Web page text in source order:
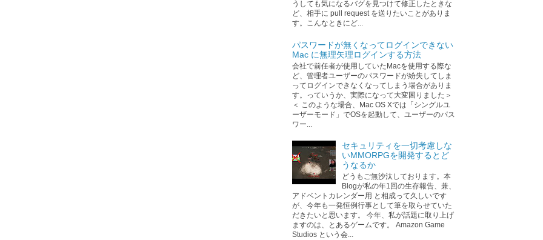
うしても気になるバグを見つけて修正したときな
ど、相手に pull request を送りたいことがありま
す。こんなときにど...
パスワードが無くなってログインできない
Mac に無理矢理ログインする方法
会社で前任者が使用していたMacを使用する際な
ど、管理者ユーザーのパスワードが紛失してしま
ってログインできなくなってしまう場合がありま
す。っていうか、実際になって大変困りました＞
＜ このような場合、Mac OS Xでは「シングルユ
ーザーモード」でOSを起動して、ユーザーのパス
ワー...
セキュリティを一切考慮しな
いMMORPGを開発するとど
うなるか
どうもご無沙汰しております。本
Blogが私の年1回の生存報告、兼、
アドベントカレンダー用 と相成って久しいです
が、今年も一発恒例行事として筆を取らせていた
だきたいと思います。 今年、私が話題に取り上げ
ますのは、とあるゲームです。 Amazon Game
Studios という会...